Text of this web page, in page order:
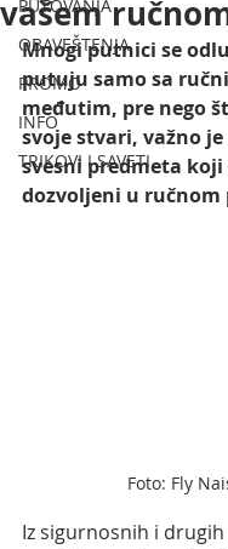
PUTOVANJA
OBAVEŠTENJA
PROMO
INFO
TRIKOVI I SAVETI
vašem
Mnogi putnici se
putuju samo sa
međutim, pre nego
svoje stvari, važno
svesni predmeta koji
dozvoljeni u
Foto: Fly
Iz sigurnosnih i drugih